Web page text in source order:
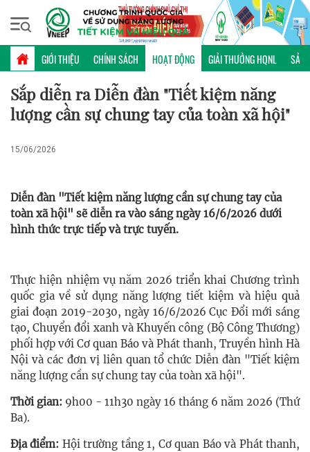
GIỚI THIỆU CHÍNH SÁCH HOẠT ĐỘNG GIẢI THƯỞNG HQNL SẢN
Thứ bảy, 08/08/2026 | 20:24 GMT+7
HOẠT ĐỘNG
Sắp diễn ra Diễn đàn "Tiết kiệm năng
lượng cần sự chung tay của toàn xã hội"
15/06/2026
Diễn đàn "Tiết kiệm năng lượng cần sự chung tay của
toàn xã hội" sẽ diễn ra vào sáng ngày 16/6/2026 dưới
hình thức trực tiếp và trực tuyến.
Thực hiện nhiệm vụ năm 2026 triển khai Chương trình
quốc gia về sử dụng năng lượng tiết kiệm và hiệu quả
giai đoạn 2019-2030, ngày 16/6/2026 Cục Đổi mới sáng
tạo, Chuyển đổi xanh và Khuyến công (Bộ Công Thương)
phối hợp với Cơ quan Báo và Phát thanh, Truyền hình Hà
Nội và các đơn vị liên quan tổ chức Diễn đàn "Tiết kiệm
năng lượng cần sự chung tay của toàn xã hội".
Thời gian: 9h00 - 11h30 ngày 16 tháng 6 năm 2026 (Thứ
Ba).
Địa điểm: Hội trường tầng 1, Cơ quan Báo và Phát thanh,